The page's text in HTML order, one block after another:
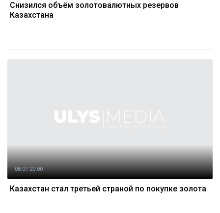
Снизился объём золотовалютных резервов
Казахстана
08.07 20:00
Казахстан стал третьей страной по покупке золота